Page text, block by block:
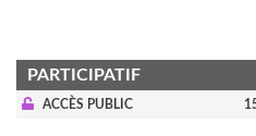
PARTICIPATIF
ACCÈS PUBLIC